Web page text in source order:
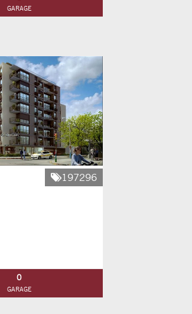
GARAGE
197296
0
GARAGE